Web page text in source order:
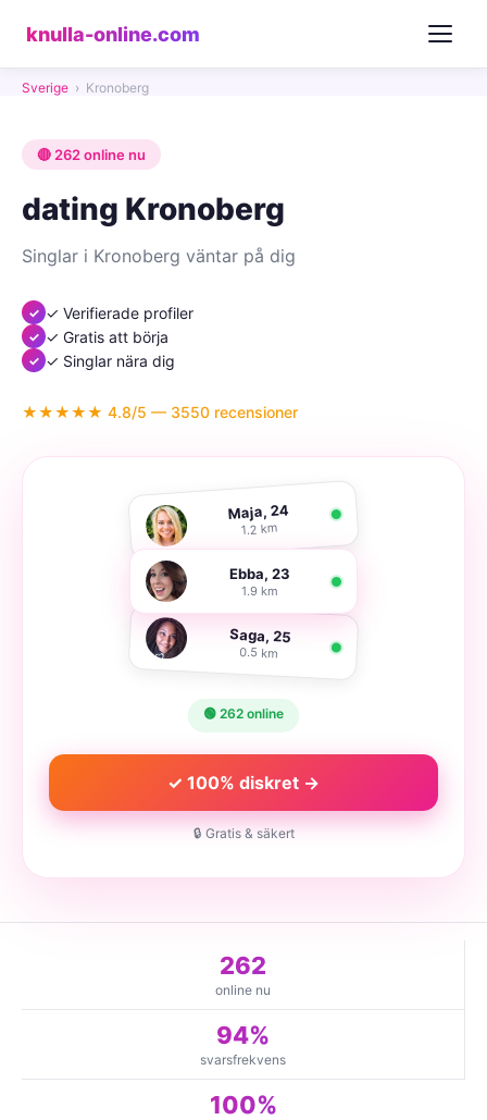
knulla-online.com
Sverige › Kronoberg
🔴 262 online nu
dating Kronoberg
Singlar i Kronoberg väntar på dig
✓ Verifierade profiler
✓ Gratis att börja
✓ Singlar nära dig
★★★★★ 4.8/5 — 3550 recensioner
Maja, 24
1.2 km
Ebba, 23
1.9 km
Saga, 25
0.5 km
🟢 262 online
✓ 100% diskret →
🔒 Gratis & säkert
262
online nu
94%
svarsfrekvens
100%